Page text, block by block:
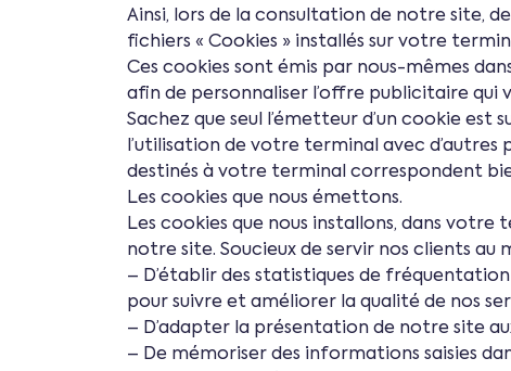
Ainsi, lors de la consultation de notre site,
fichiers « Cookies » installés sur votre
Ces cookies sont émis par nous-mêmes
afin de personnaliser l’offre publicitaire qui
Sachez que seul l’émetteur d’un cookie
l’utilisation de votre terminal avec d’autres
destinés à votre terminal correspondent
Les cookies que nous émettons.
Les cookies que nous installons, dans
notre site. Soucieux de servir nos clients au
– D’établir des statistiques de fréquentation
pour suivre et améliorer la qualité de nos
– D’adapter la présentation de notre site
– De mémoriser des informations saisies